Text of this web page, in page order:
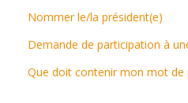
Nommer le/la président(e)
Demande de participation à
Que doit contenir mon mot de